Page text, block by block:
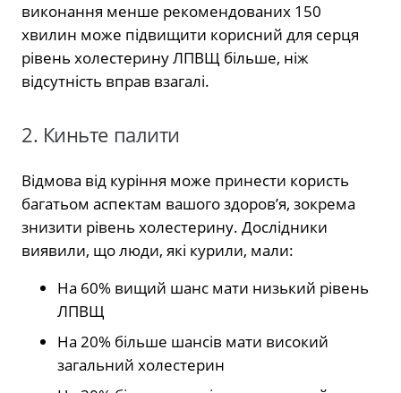
виконання менше рекомендованих 150
хвилин може підвищити корисний для серця
рівень холестерину ЛПВЩ більше, ніж
відсутність вправ взагалі.
2. Киньте палити
Відмова від куріння може принести користь
багатьом аспектам вашого здоров’я, зокрема
знизити рівень холестерину. Дослідники
виявили, що люди, які курили, мали:
На 60% вищий шанс мати низький рівень
ЛПВЩ
На 20% більше шансів мати високий
загальний холестерин